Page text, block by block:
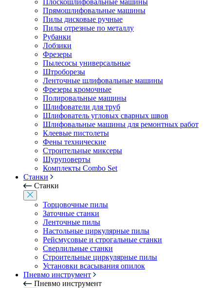
Плоскошлифовальные машины
Прямошлифовальные машины
Пилы дисковые ручные
Пилы отрезные по металлу
Рубанки
Лобзики
Фрезеры
Пылесосы универсальные
Штроборезы
Ленточные шлифовальные машины
Фрезеры кромочные
Полировальные машины
Шлифователи для труб
Шлифователь угловых сварных швов
Шлифовальные машины для ремонтных работ
Клеевые пистолеты
Фены технические
Строительные миксеры
Шуруповерты
Комплекты Combo Set
Станки
Станки
Торцовочные пилы
Заточные станки
Ленточные пилы
Настольные циркулярные пилы
Рейсмусовые и строгальные станки
Сверлильные станки
Строительные циркулярные пилы
Установки всасывания опилок
Пневмо инструмент
Пневмо инструмент